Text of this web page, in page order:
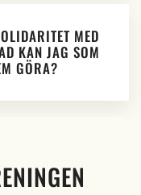
MED
KAN JAG SOM
GÖRA?